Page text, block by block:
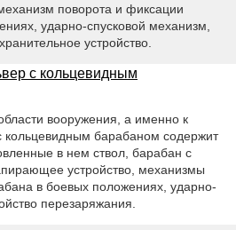
поворота и фиксации
ударно-спусковой механизм,
устройство.
с кольцевидным
вооружения, а именно к
кольцевидным барабаном содержит
в нем ствол, барабан с
устройство, механизмы
в боевых положениях, ударно-
перезаряжания.